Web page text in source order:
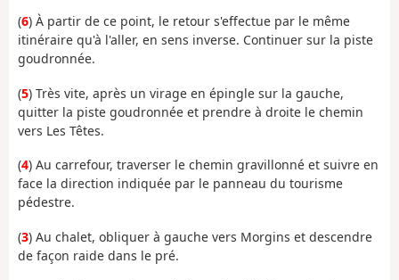
(6) À partir de ce point, le retour s'effectue par le même
itinéraire qu'à l'aller, en sens inverse. Continuer sur la piste
goudronnée.
(5) Très vite, après un virage en épingle sur la gauche,
quitter la piste goudronnée et prendre à droite le chemin
vers Les Têtes.
(4) Au carrefour, traverser le chemin gravillonné et suivre en
face la direction indiquée par le panneau du tourisme
pédestre.
(3) Au chalet, obliquer à gauche vers Morgins et descendre
de façon raide dans le pré.